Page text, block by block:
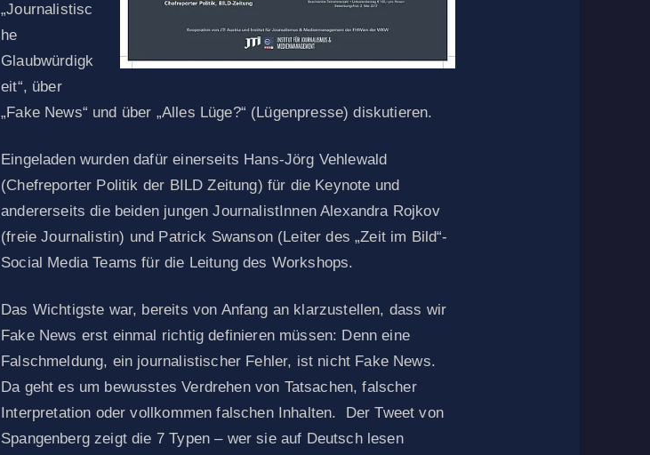
„Journalistisc
he
Glaubwürdigk
eit“, über
„Fake News“ und über „Alles Lüge?“ (Lügenpresse) diskutieren.
Eingeladen wurden dafür einerseits Hans-Jörg Vehlewald
(Chefreporter Politik der BILD Zeitung) für die Keynote und
andererseits die beiden jungen JournalistInnen Alexandra Rojkov
(freie Journalistin) und Patrick Swanson (Leiter des „Zeit im Bild“-
Social Media Teams für die Leitung des Workshops.
Das Wichtigste war, bereits von Anfang an klarzustellen, dass wir
Fake News erst einmal richtig definieren müssen: Denn eine
Falschmeldung, ein journalistischer Fehler, ist nicht Fake News.
Da geht es um bewusstes Verdrehen von Tatsachen, falscher
Interpretation oder vollkommen falschen Inhalten. Der Tweet von
Spangenberg zeigt die 7 Typen – wer sie auf Deutsch lesen